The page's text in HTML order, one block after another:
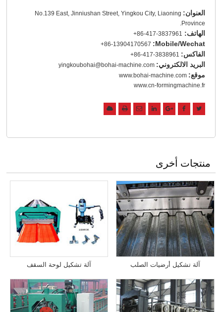
العنوان: No.139 East, Jinniushan Street, Yingkou City, Liaoning
Province.
الهاتف: +86-417-3837961
Mobile/Wechat:
+86-13904170567
الفاكس: +86-417-3838961
البريد الالكتروني: yingkoubohai@bohai-machine.com
موقع: www.bohai-machine.com
www.cn-formingmachine.fr
منتجات أخرى
آلة تشكيل أرضيات الصلب آلة تشكيل لوحة السقف